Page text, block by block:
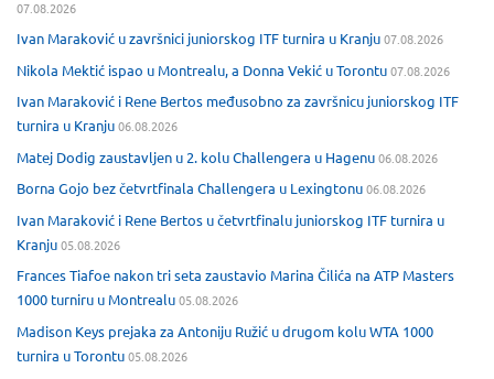
07.08.2026
Ivan Maraković u završnici juniorskog ITF turnira u Kranju07.08.2026
Nikola Mektić ispao u Montrealu, a Donna Vekić u Torontu07.08.2026
Ivan Maraković i Rene Bertos međusobno za završnicu juniorskog ITF
turnira u Kranju06.08.2026
Matej Dodig zaustavljen u 2. kolu Challengera u Hagenu06.08.2026
Borna Gojo bez četvrtfinala Challengera u Lexingtonu06.08.2026
Ivan Maraković i Rene Bertos u četvrtfinalu juniorskog ITF turnira u
Kranju05.08.2026
Frances Tiafoe nakon tri seta zaustavio Marina Čilića na ATP Masters
1000 turniru u Montrealu05.08.2026
Madison Keys prejaka za Antoniju Ružić u drugom kolu WTA 1000
turnira u Torontu05.08.2026